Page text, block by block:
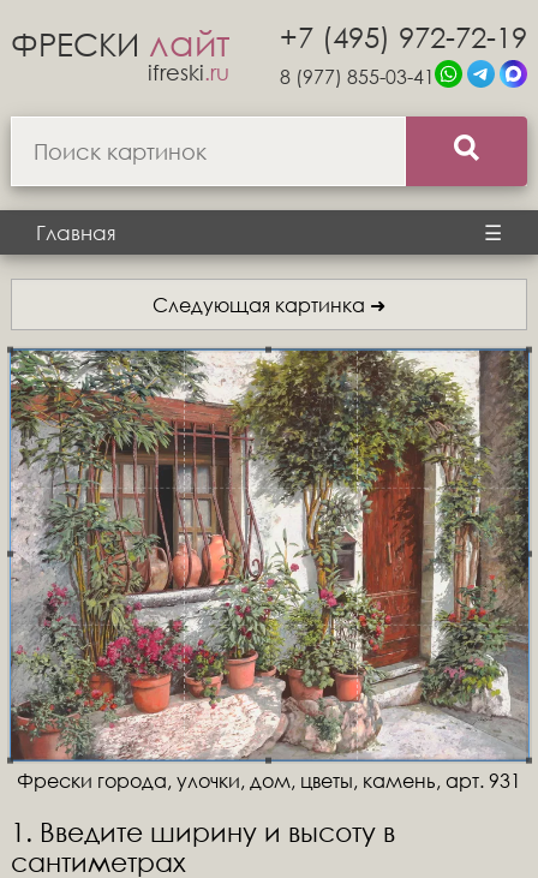
ФРЕСКИ лайт
ifreski.ru
+7 (495) 972-72-19
8 (977) 855-03-41
Главная ☰
Следующая картинка ➜
Фрески города, улочки, дом, цветы, камень, арт. 931
1. Введите ширину и высоту в
сантиметрах